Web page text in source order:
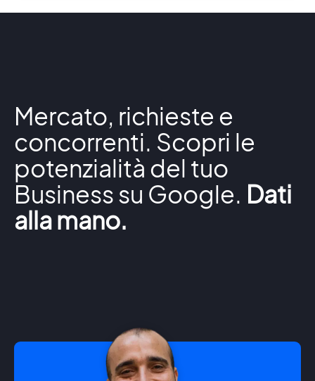
Mercato, richieste e
concorrenti. Scopri le
potenzialità del tuo
Business su Google. Dati
alla mano.